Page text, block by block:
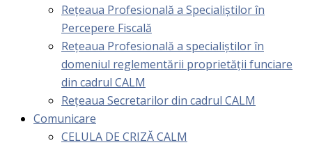
Rețeaua Profesională a Specialiștilor în
Percepere Fiscală
Reţeaua Profesională a specialiştilor în
domeniul reglementării proprietăţii funciare
din cadrul CALM
Rețeaua Secretarilor din cadrul CALM
Comunicare
CELULA DE CRIZĂ CALM